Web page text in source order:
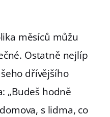
měsíců můžu
Ostatně nejlíp
dřívějšího
„Budeš hodně
s lidma, co